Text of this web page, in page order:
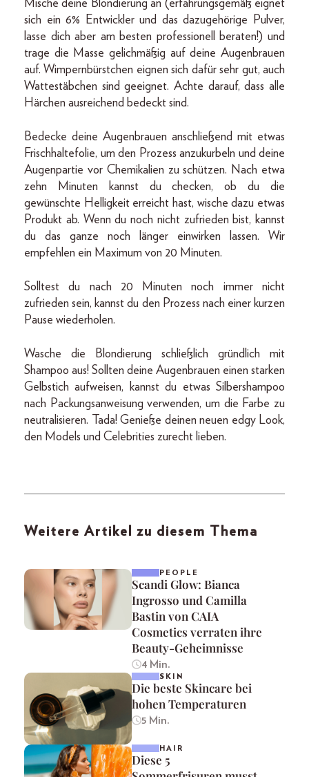
Mische deine Blondierung an (erfahrungsgemäß eignet
sich ein 6% Entwickler und das dazugehörige Pulver,
lasse dich aber am besten professionell beraten!) und
trage die Masse gelichmäßig auf deine Augenbrauen
auf. Wimpernbürstchen eignen sich dafür sehr gut, auch
Wattestäbchen sind geeignet. Achte darauf, dass alle
Härchen ausreichend bedeckt sind.
Bedecke deine Augenbrauen anschließend mit etwas
Frischhaltefolie, um den Prozess anzukurbeln und deine
Augenpartie vor Chemikalien zu schützen. Nach etwa
zehn Minuten kannst du checken, ob du die
gewünschte Helligkeit erreicht hast, wische dazu etwas
Produkt ab. Wenn du noch nicht zufrieden bist, kannst
du das ganze noch länger einwirken lassen. Wir
empfehlen ein Maximum von 20 Minuten.
Solltest du nach 20 Minuten noch immer nicht
zufrieden sein, kannst du den Prozess nach einer kurzen
Pause wiederholen.
Wasche die Blondierung schließlich gründlich mit
Shampoo aus! Sollten deine Augenbrauen einen starken
Gelbstich aufweisen, kannst du etwas Silbershampoo
nach Packungsanweisung verwenden, um die Farbe zu
neutralisieren. Tada! Genieße deinen neuen edgy Look,
den Models und Celebrities zurecht lieben.
Weitere Artikel zu diesem Thema
PEOPLE
Scandi Glow: Bianca
Ingrosso und Camilla
Bastin von CAIA
Cosmetics verraten ihre
Beauty-Geheimnisse
4 Min.
SKIN
Die beste Skincare bei
hohen Temperaturen
5 Min.
HAIR
Diese 5